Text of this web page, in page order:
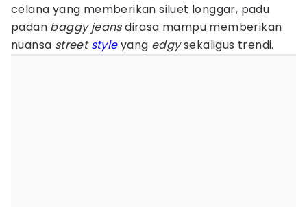
celana yang memberikan siluet longgar, padu
padan baggy jeansdirasa mampu memberikan
nuansa streetstyleyang edgysekaligus trendi.